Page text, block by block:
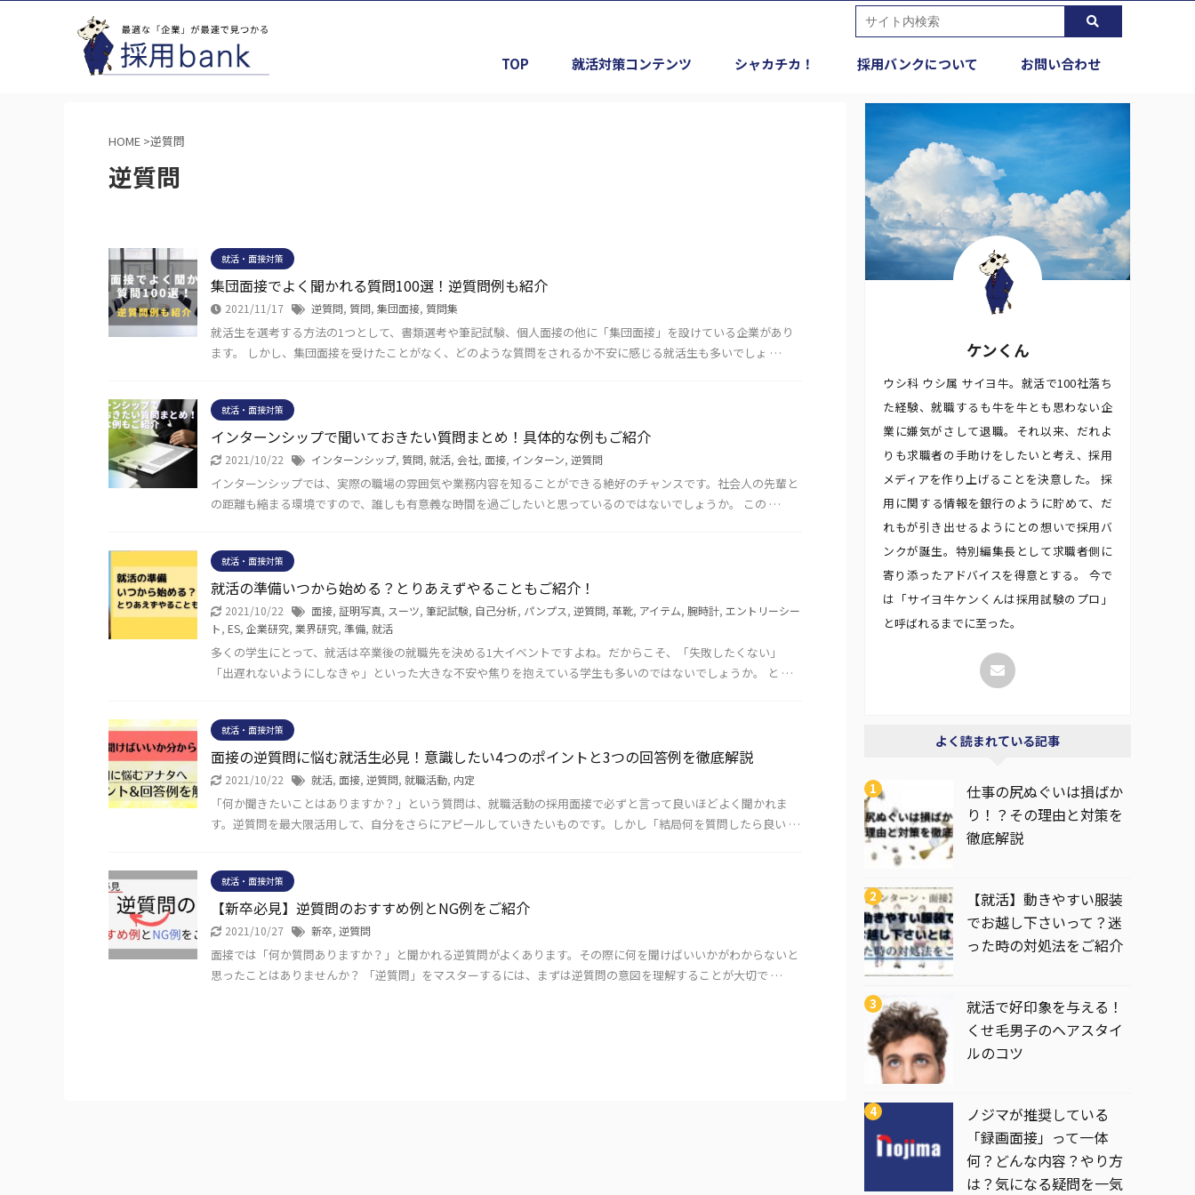
TOP 就活対策コンテンツ シャカチカ！ 採用バンクについて お問い合わせ
HOME >逆質問
逆質問
就活・面接対策
集団面接でよく聞かれる質問100選！逆質問例も紹介
2021/11/17 逆質問, 質問, 集団面接, 質問集
就活生を選考する方法の1つとして、書類選考や筆記試験、個人面接の他に「集団面接」を設けている企業があり
ます。 しかし、集団面接を受けたことがなく、どのような質問をされるか不安に感じる就活生も多いでしょ …
就活・面接対策
インターンシップで聞いておきたい質問まとめ！具体的な例もご紹介
2021/10/22 インターンシップ, 質問, 就活, 会社, 面接, インターン, 逆質問
インターンシップでは、実際の職場の雰囲気や業務内容を知ることができる絶好のチャンスです。社会人の先輩と
の距離も縮まる環境ですので、誰しも有意義な時間を過ごしたいと思っているのではないでしょうか。 この …
就活・面接対策
就活の準備いつから始める？とりあえずやることもご紹介！
2021/10/22 面接, 証明写真, スーツ, 筆記試験, 自己分析, パンプス, 逆質問, 革靴, アイテム, 腕時計, エントリーシー
ト, ES, 企業研究, 業界研究, 準備, 就活
多くの学生にとって、就活は卒業後の就職先を決める1大イベントですよね。だからこそ、「失敗したくない」
「出遅れないようにしなきゃ」といった大きな不安や焦りを抱えている学生も多いのではないでしょうか。 と …
就活・面接対策
面接の逆質問に悩む就活生必見！意識したい4つのポイントと3つの回答例を徹底解説
2021/10/22 就活, 面接, 逆質問, 就職活動, 内定
「何か聞きたいことはありますか？」という質問は、就職活動の採用面接で必ずと言って良いほどよく聞かれま
す。逆質問を最大限活用して、自分をさらにアピールしていきたいものです。しかし「結局何を質問したら良い …
就活・面接対策
【新卒必見】逆質問のおすすめ例とNG例をご紹介
2021/10/27 新卒, 逆質問
面接では「何か質問ありますか？」と聞かれる逆質問がよくあります。その際に何を聞けばいいかがわからないと
思ったことはありませんか？ 「逆質問」をマスターするには、まずは逆質問の意図を理解することが大切で …
ケンくん
ウシ科 ウシ属 サイヨ牛。就活で100社落ち
た経験、就職するも牛を牛とも思わない企
業に嫌気がさして退職。それ以来、だれよ
りも求職者の手助けをしたいと考え、採用
メディアを作り上げることを決意した。 採
用に関する情報を銀行のように貯めて、だ
れもが引き出せるようにとの想いで採用バ
ンクが誕生。特別編集長として求職者側に
寄り添ったアドバイスを得意とする。 今で
は「サイヨ牛ケンくんは採用試験のプロ」
と呼ばれるまでに至った。
よく読まれている記事
仕事の尻ぬぐいは損ばか
り！？その理由と対策を
徹底解説
【就活】動きやすい服装
でお越し下さいって？迷
った時の対処法をご紹介
就活で好印象を与える！
くせ毛男子のヘアスタイ
ルのコツ
ノジマが推奨している
「録画面接」って一体
何？どんな内容？やり方
は？気になる疑問を一気